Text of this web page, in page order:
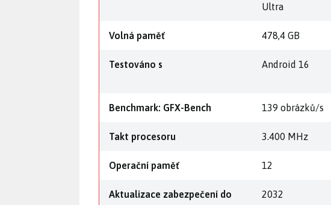
Ultra
Volná paměť 478,4 GB
Testováno s Android 16
Benchmark: GFX-Bench 139 obrázků/s
Takt procesoru 3.400 MHz
Operační paměť 12
Aktualizace zabezpečení do 2032